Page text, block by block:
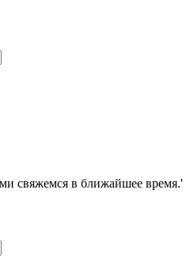
свяжемся в ближайшее время.'